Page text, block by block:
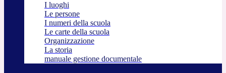
I luoghi
Le persone
I numeri della scuola
Le carte della scuola
Organizzazione
La storia
manuale gestione documentale